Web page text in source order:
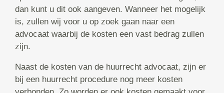
dan kunt u dit ook aangeven. Wanneer het mogelijk
is, zullen wij voor u op zoek gaan naar een
advocaat waarbij de kosten een vast bedrag zullen
zijn.
Naast de kosten van de huurrecht advocaat, zijn er
bij een huurrecht procedure nog meer kosten